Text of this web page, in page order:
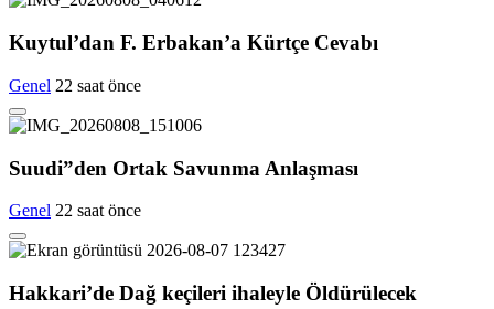
Kuytul’dan F. Erbakan’a Kürtçe Cevabı
Genel 22 saat önce
Suudi”den Ortak Savunma Anlaşması
Genel 22 saat önce
Hakkari’de Dağ keçileri ihaleyle Öldürülecek